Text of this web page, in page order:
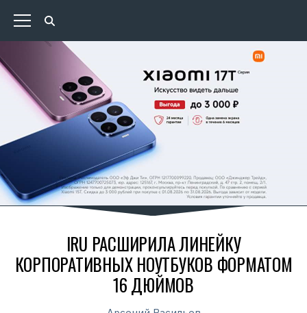
IRU РАСШИРИЛА ЛИНЕЙКУ
КОРПОРАТИВНЫХ НОУТБУКОВ ФОРМАТОМ
16 ДЮЙМОВ